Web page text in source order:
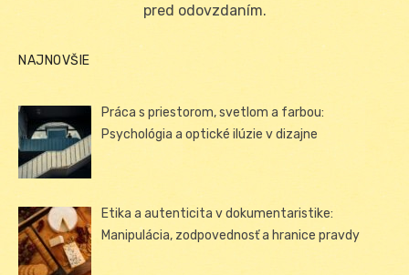
pred odovzdaním.
NAJNOVŠIE
Práca s priestorom, svetlom a farbou:
Psychológia a optické ilúzie v dizajne
Etika a autenticita v dokumentaristike:
Manipulácia, zodpovednosť a hranice pravdy